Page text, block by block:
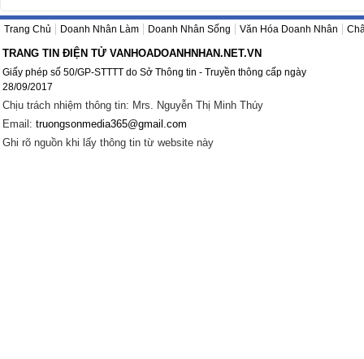
Trang Chủ Doanh Nhân Làm Doanh Nhân Sống Văn Hóa Doanh Nhân
TRANG TIN ĐIỆN TỬ VANHOADOANHNHAN.NET.VN
Giấy phép số 50/GP-STTTT do Sở Thông tin - Truyền thông cấp ngày
28/09/2017
Chịu trách nhiệm thông tin: Mrs. Nguyễn Thị Minh Thúy
Email: truongsonmedia365@gmail.com
Ghi rõ nguồn khi lấy thông tin từ website này